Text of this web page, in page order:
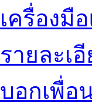
เครื่องมื
รายละเ
บอกเพื่อ